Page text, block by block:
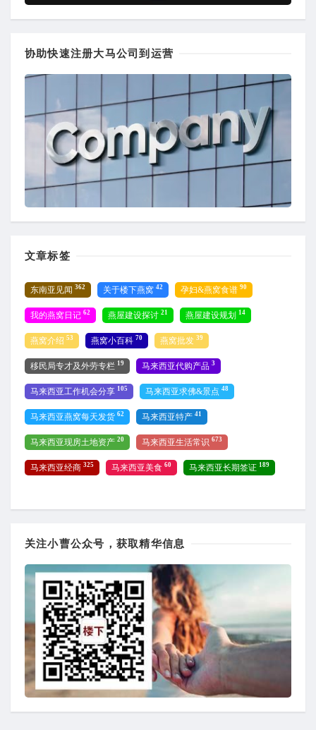
协助快速注册大马公司到运营
文章标签
东南亚见闻 362 关于楼下燕窝 42 孕妇&燕窝食谱 90
我的燕窝日记 62 燕屋建设探讨 21 燕屋建设规划 14
燕窝介绍 53 燕窝小百科 70 燕窝批发 39
移民局专才及外劳专栏 19 马来西亚代购产品 3
马来西亚工作机会分享 105 马来西亚求佛&景点 48
马来西亚燕窝每天发货 62 马来西亚特产 41
马来西亚现房土地资产 20 马来西亚生活常识 673
马来西亚经商 325 马来西亚美食 60 马来西亚长期签证 189
关注小曹公众号，获取精华信息